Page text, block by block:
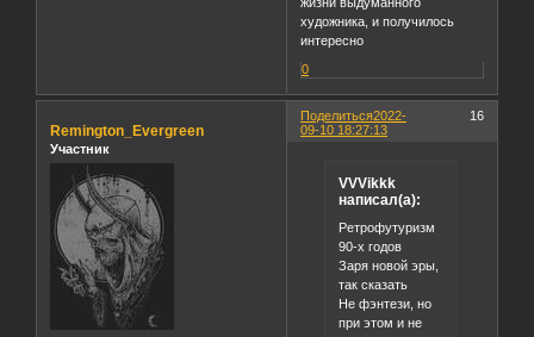
художника, и получилось
интересно
0
Поделиться 16
2022-
09-10 18:27:13
Remington_Evergreen
Участник
VVVikkk
написал(а):
Ретрофутуризм
90-х годов
Заря новой эры,
так сказать
Не фэнтези, но
при этом и не